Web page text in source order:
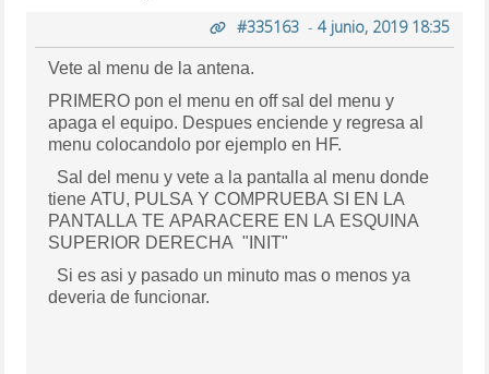
#335163- 4 junio, 2019 18:35
Vete al menu de la antena.
PRIMERO pon el menu en off sal del menu y
apaga el equipo. Despues enciende y regresa al
menu colocandolo por ejemplo en HF.
Sal del menu y vete a la pantalla al menu donde
tiene ATU, PULSA Y COMPRUEBA SI EN LA
PANTALLA TE APARACERE EN LA ESQUINA
SUPERIOR DERECHA "INIT"
Si es asi y pasado un minuto mas o menos ya
deveria de funcionar.